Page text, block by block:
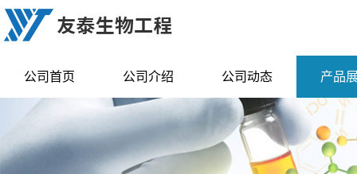
公司首页 公司介绍 公司动态 产品